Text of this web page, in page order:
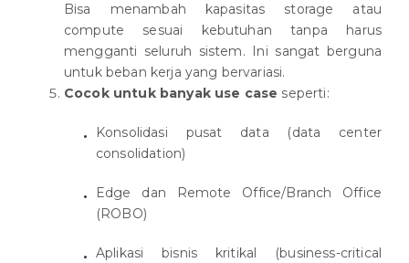
Bisa menambah kapasitas storage atau
compute sesuai kebutuhan tanpa harus
mengganti seluruh sistem. Ini sangat berguna
untuk beban kerja yang bervariasi.
Cocok untuk banyak use case seperti:
Konsolidasi pusat data (data center
consolidation)
Edge dan Remote Office/Branch Office
(ROBO)
Aplikasi bisnis kritikal (business-critical